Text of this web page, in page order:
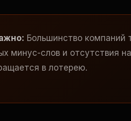
Большинство компаний
минус-слов и отсутствия
в лотерею.